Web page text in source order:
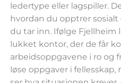
ledertype eller lagspiller.
hvordan du opptrer
du tar inn. Ifølge Fjellheim
lukket kontor, der de får
arbeidsoppgavene i ro og
løse oppgaver i